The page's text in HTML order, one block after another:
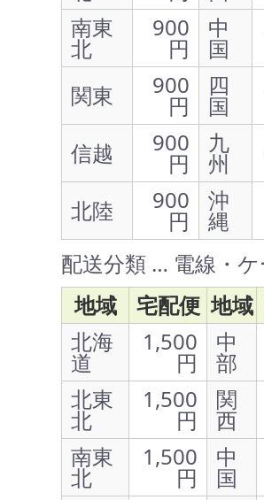
南東
北
900
円
中
国
関東
900
円
四
国
信越
900
円
九
州
北陸
900
円
沖
縄
配送分類 … 電線・
地域
宅配便 地域
北海
道
1,500
円
中
部
北東
北
1,500
円
関
西
南東
北
1,500
円
中
国